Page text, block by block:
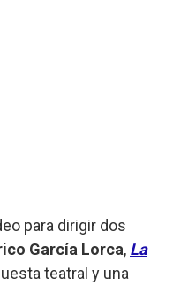
para dirigir dos
García Lorca, La
teatral y una